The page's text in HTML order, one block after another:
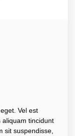
Vel est
aliquam tincidunt
sit suspendisse,